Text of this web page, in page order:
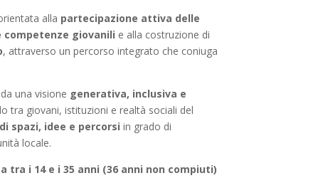
alla partecipazione attiva delle
competenze giovanili e alla costruzione di
, attraverso un percorso integrato che coniuga
una visione generativa, inclusiva e
tra giovani, istituzioni e realtà sociali del
spazi, idee e percorsi in grado di
locale.
tra i 14 e i 35 anni (36 anni non compiuti)